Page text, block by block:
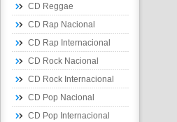
CD Reggae
CD Rap Nacional
CD Rap Internacional
CD Rock Nacional
CD Rock Internacional
CD Pop Nacional
CD Pop Internacional